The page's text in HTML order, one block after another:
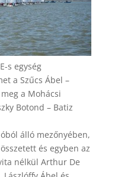
s egység
a Szűcs Ábel –
a Mohácsi
Botond – Batiz
álló mezőnyében,
és egyben az
nélkül Arthur De